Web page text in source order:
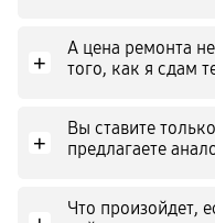
+
А цена ремонта
того, как я сдам
+
Вы ставите
предлагаете
Что произойдет,